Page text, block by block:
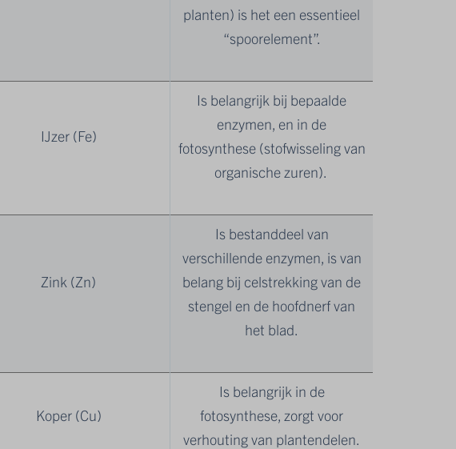
planten) is het een essentieel
“spoorelement”.
IJzer (Fe)
Is belangrijk bij bepaalde
enzymen, en in de
fotosynthese (stofwisseling van
organische zuren).
Zink (Zn)
Is bestanddeel van
verschillende enzymen, is van
belang bij celstrekking van de
stengel en de hoofdnerf van
het blad.
Koper (Cu)
Is belangrijk in de
fotosynthese, zorgt voor
verhouting van plantendelen.